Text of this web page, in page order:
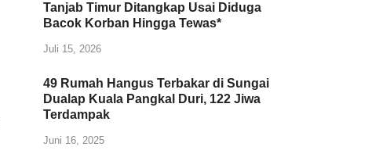
Tanjab Timur Ditangkap Usai Diduga
Bacok Korban Hingga Tewas*
Juli 15, 2026
49 Rumah Hangus Terbakar di Sungai
Dualap Kuala Pangkal Duri, 122 Jiwa
Terdampak
Juni 16, 2025